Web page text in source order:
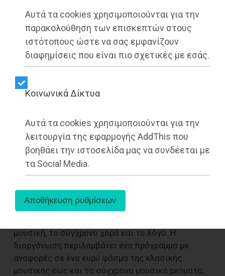
Αυτά τα cookies χρησιμοποιούνται για την
παρακολούθηση των επισκεπτών στους
ιστότοπους ώστε να σας εμφανίζουν
διαφημίσεις που είναι πιο σχετικές με εσάς.
Kοινωνικά Δίκτυα
Αυτά τα cookies χρησιμοποιούνται για την
λειτουργία της εφαρμογής AddThis που
βοηθάει την ιστοσελίδα μας να συνδέεται με
τα Social Media.
To διεθνές φεστιβάλ Lagonisi MusicArt Festival
2026 επιστρέφει δυναμικά για τέταρτη συνεχή
δραστήριων καλλιτεχνών από την Ελλάδα και το
Εξωτερικό και μας υποδέχεται στο καθιερωμένο
μουσική, το σύγχρονο χορό και το λόγο. Η
διοργάνωση περιλαμβάνει ένα πρόγραμμα με
αναφορές σε ένα ευρύ φάσμα της κλασικής
μουσικής έως και τα σύγχρονα μουσικά ρεύματα,